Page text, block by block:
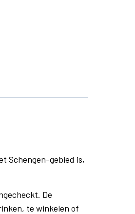
Schengen-gebied is,
De
te winkelen of